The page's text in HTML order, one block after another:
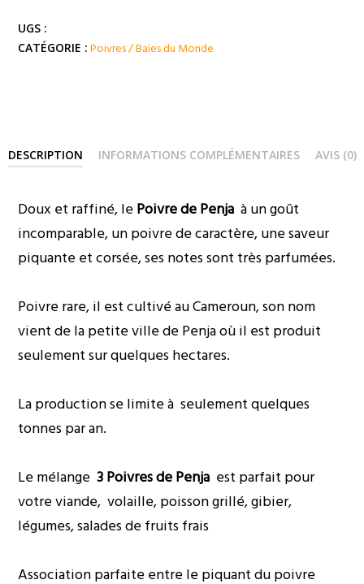
Les
3
)
UGS :
CATÉGORIE : Poivres / Baies du Monde
DESCRIPTION INFORMATIONS COMPLÉMENTAIRES AVIS (0)
Doux et raffiné, lePoivre de Penja à un goût
incomparable, un poivre de caractère, une saveur
piquante et corsée, ses notes sont très parfumées.
Poivre rare, il est cultivé au Cameroun, son nom
vient de la petite ville de Penja où il est produit
seulement sur quelques hectares.
La production se limite à seulement quelques
tonnes par an.
Le mélange 3 Poivres de Penja est parfait pour
votre viande, volaille, poisson grillé, gibier,
légumes, salades de fruits frais
Association parfaite entre le piquant du poivre